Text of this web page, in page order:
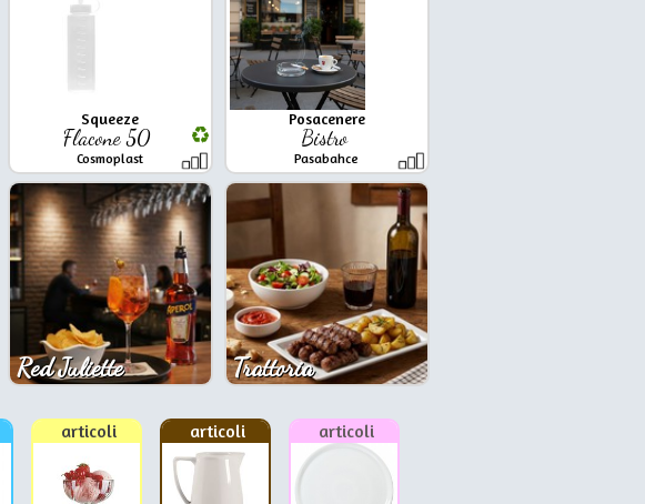
Squeeze
Flacone 50
Cosmoplast
Posacenere
Bistro
Pasabahce
Red Juliette Trattoria
articoli articoli articoli